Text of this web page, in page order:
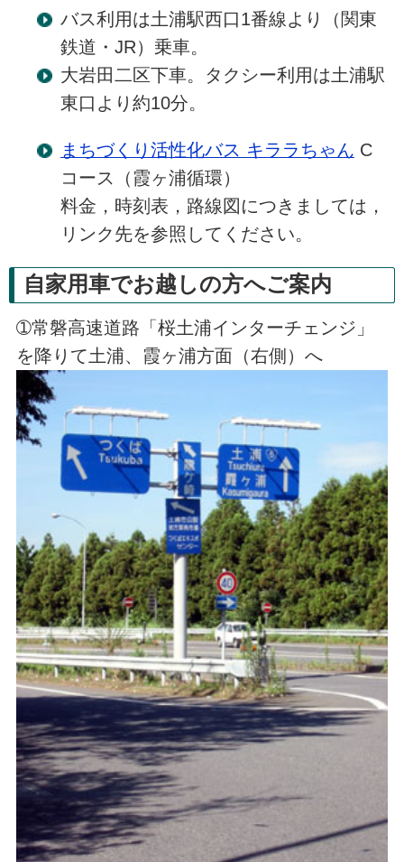
バス利用は土浦駅西口1番線より（関東
鉄道・JR）乗車。
大岩田二区下車。タクシー利用は土浦駅
東口より約10分。
まちづくり活性化バス キララちゃん C
コース（霞ヶ浦循環）
料金，時刻表，路線図につきましては，
リンク先を参照してください。
自家用車でお越しの方へご案内
➀常磐高速道路「桜土浦インターチェンジ」
を降りて土浦、霞ヶ浦方面（右側）へ